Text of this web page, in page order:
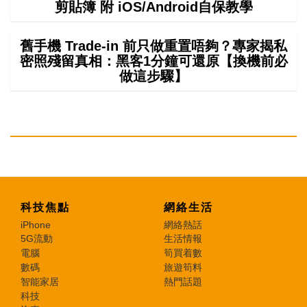
剪貼簿 附 iOS/Android自保教學
舊手機 Trade-in 前只做重置唔夠？專家揭私
密照殘留真相：黑客1分鐘可還原【換機前必
做這步驟】
科技焦點
iPhone
5G流動
電腦
數碼
智能家居
科技
網絡生活
網絡熱話
生活情報
筍買着數
旅遊筍料
熱門話題